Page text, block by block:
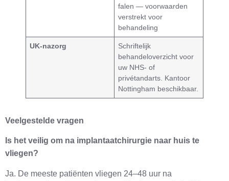
falen — voorwaarden
verstrekt voor
behandeling
UK-nazorg
Schriftelijk
behandeloverzicht voor
uw NHS- of
privétandarts. Kantoor
Nottingham beschikbaar.
Veelgestelde vragen
Is het veilig om na implantaatchirurgie naar huis te
vliegen?
Ja. De meeste patiënten vliegen 24–48 uur na